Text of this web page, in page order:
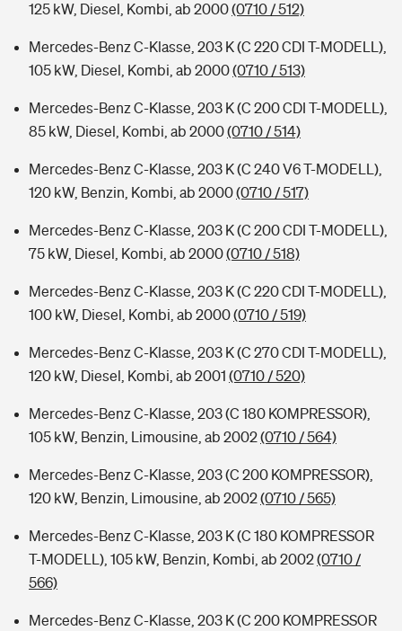
125 kW, Diesel, Kombi, ab 2000(0710 / 512)
Mercedes-Benz C-Klasse, 203 K (C 220 CDI T-MODELL),
105 kW, Diesel, Kombi, ab 2000(0710 / 513)
Mercedes-Benz C-Klasse, 203 K (C 200 CDI T-MODELL),
85 kW, Diesel, Kombi, ab 2000(0710 / 514)
Mercedes-Benz C-Klasse, 203 K (C 240 V6 T-MODELL),
120 kW, Benzin, Kombi, ab 2000(0710 / 517)
Mercedes-Benz C-Klasse, 203 K (C 200 CDI T-MODELL),
75 kW, Diesel, Kombi, ab 2000(0710 / 518)
Mercedes-Benz C-Klasse, 203 K (C 220 CDI T-MODELL),
100 kW, Diesel, Kombi, ab 2000(0710 / 519)
Mercedes-Benz C-Klasse, 203 K (C 270 CDI T-MODELL),
120 kW, Diesel, Kombi, ab 2001 (0710 / 520)
Mercedes-Benz C-Klasse, 203 (C 180 KOMPRESSOR),
105 kW, Benzin, Limousine, ab 2002(0710 / 564)
Mercedes-Benz C-Klasse, 203 (C 200 KOMPRESSOR),
120 kW, Benzin, Limousine, ab 2002(0710 / 565)
Mercedes-Benz C-Klasse, 203 K (C 180 KOMPRESSOR
T-MODELL), 105 kW, Benzin, Kombi, ab 2002(0710 /
566)
Mercedes-Benz C-Klasse, 203 K (C 200 KOMPRESSOR